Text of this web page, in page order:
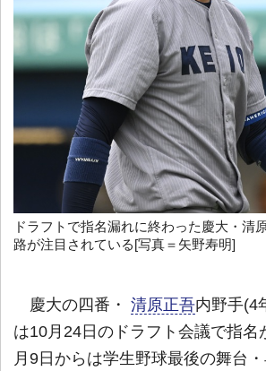
ドラフトで指名漏れに終わった慶大・清
路が注目されている[写真＝矢野寿明]
慶大の四番・ 清原正吾内野手(4
は10月24日のドラフト会議で指名
月9日からは学生野球最後の舞台